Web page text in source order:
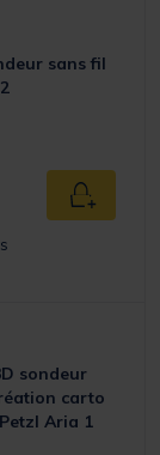
sans fil
Rating
Ajouter
sondeur
carto
Aria 1